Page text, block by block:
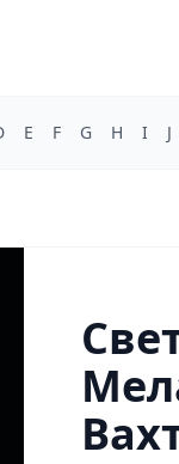
E F G H I J